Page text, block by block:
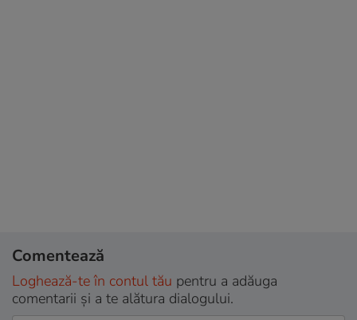
Comentează
Loghează-te în contul tău pentru a adăuga
comentarii și a te alătura dialogului.